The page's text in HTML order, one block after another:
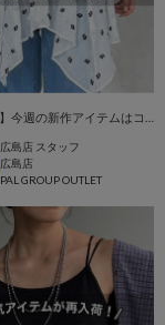
広島店 スタッフ
広島店
PAL GROUP OUTLET